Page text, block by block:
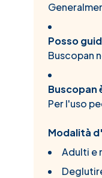
Posso
Buscopan
Buscopan
Per l'uso
Modalità
Adulti e